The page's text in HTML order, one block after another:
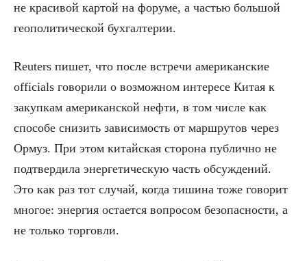
не красивой картой на форуме, а частью большой
геополитической бухгалтерии.
Reuters пишет, что после встречи американские
officials говорили о возможном интересе Китая к
закупкам американской нефти, в том числе как
способе снизить зависимость от маршрутов через
Ормуз. При этом китайская сторона публично не
подтвердила энергетическую часть обсуждений.
Это как раз тот случай, когда тишина тоже говорит
многое: энергия остается вопросом безопасности, а
не только торговли.